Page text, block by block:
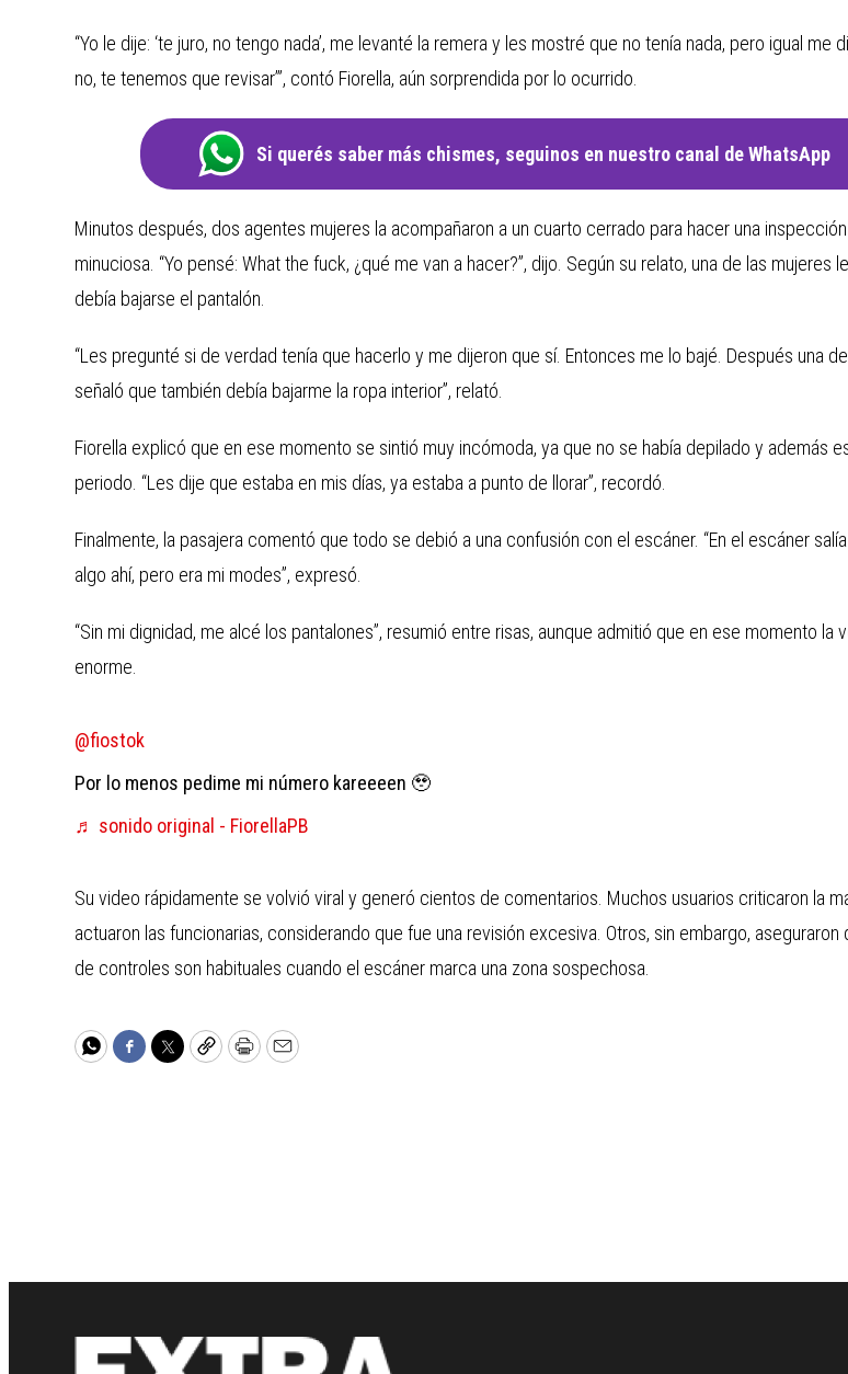
“Yo le dije: ‘te juro, no tengo nada’, me levanté la remera y les mostré que no tenía nada, pero igual me
no, te tenemos que revisar’”, contó Fiorella, aún sorprendida por lo ocurrido.
Si querés saber más chismes, seguinos en nuestro canal de WhatsApp
Minutos después, dos agentes mujeres la acompañaron a un cuarto cerrado para hacer una
minuciosa. “Yo pensé: What the fuck, ¿qué me van a hacer?”, dijo. Según su relato, una de las mujeres
debía bajarse el pantalón.
“Les pregunté si de verdad tenía que hacerlo y me dijeron que sí. Entonces me lo bajé. Después una
señaló que también debía bajarme la ropa interior”, relató.
Fiorella explicó que en ese momento se sintió muy incómoda, ya que no se había depilado y además
periodo. “Les dije que estaba en mis días, ya estaba a punto de llorar”, recordó.
Finalmente, la pasajera comentó que todo se debió a una confusión con el escáner. “En el escáner
algo ahí, pero era mi modes”, expresó.
“Sin mi dignidad, me alcé los pantalones”, resumió entre risas, aunque admitió que en ese momento la
enorme.
@fiostok
Por lo menos pedime mi número kareeeen 🥹
♬ sonido original - FiorellaPB
Su video rápidamente se volvió viral y generó cientos de comentarios. Muchos usuarios criticaron la
actuaron las funcionarias, considerando que fue una revisión excesiva. Otros, sin embargo, aseguraron
de controles son habituales cuando el escáner marca una zona sospechosa.
WhatsApp
Facebook
TwitterCopyPrintEmail